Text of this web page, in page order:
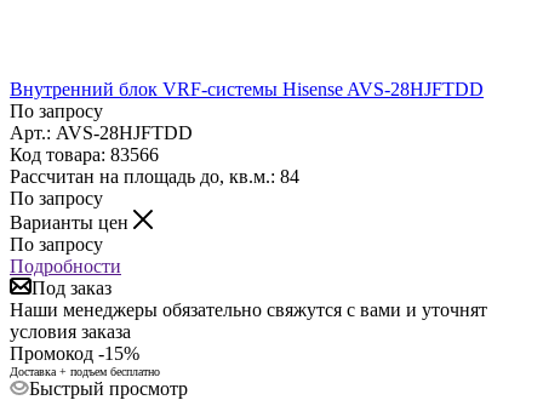
Внутренний блок VRF-системы Hisense AVS-28HJFTDD
По запросу
Арт.: AVS-28HJFTDD
Код товара: 83566
Рассчитан на площадь до, кв.м.: 84
По запросу
Варианты цен
По запросу
Подробности
Под заказ
Наши менеджеры обязательно свяжутся с вами и уточнят
условия заказа
Промокод -15%
Доставка + подъем бесплатно
Быстрый просмотр